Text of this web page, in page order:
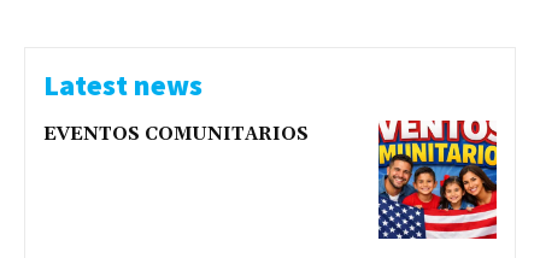
Latest news
EVENTOS COMUNITARIOS